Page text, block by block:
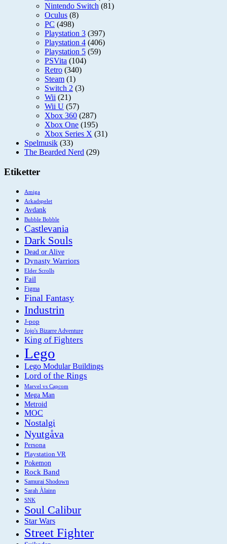
Nintendo Switch (81)
Oculus (8)
PC (498)
Playstation 3 (397)
Playstation 4 (406)
Playstation 5 (59)
PSVita (104)
Retro (340)
Steam (1)
Switch 2 (3)
Wii (21)
Wii U (57)
Xbox 360 (287)
Xbox One (195)
Xbox Series X (31)
Spelmusik (33)
The Bearded Nerd (29)
Etiketter
Amiga
Arkadspelet
Avdank
Bubble Bobble
Castlevania
Dark Souls
Dead or Alive
Dynasty Warriors
Elder Scrolls
Fail
Figma
Final Fantasy
Industrin
J-pop
Jojo's Bizarre Adventure
King of Fighters
Lego
Lego Modular Buildings
Lord of the Rings
Marvel vs Capcom
Mega Man
Metroid
MOC
Nostalgi
Nyutgåva
Persona
Playstation VR
Pokemon
Rock Band
Samurai Shodown
Sarah Àlainn
SNK
Soul Calibur
Star Wars
Street Fighter